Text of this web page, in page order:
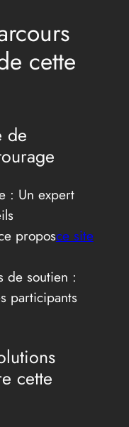
cette
de
: Un expert
proposce site
de soutien :
participants
cette